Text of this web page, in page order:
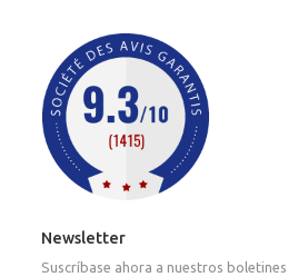
Newsletter
Suscríbase ahora a nuestros